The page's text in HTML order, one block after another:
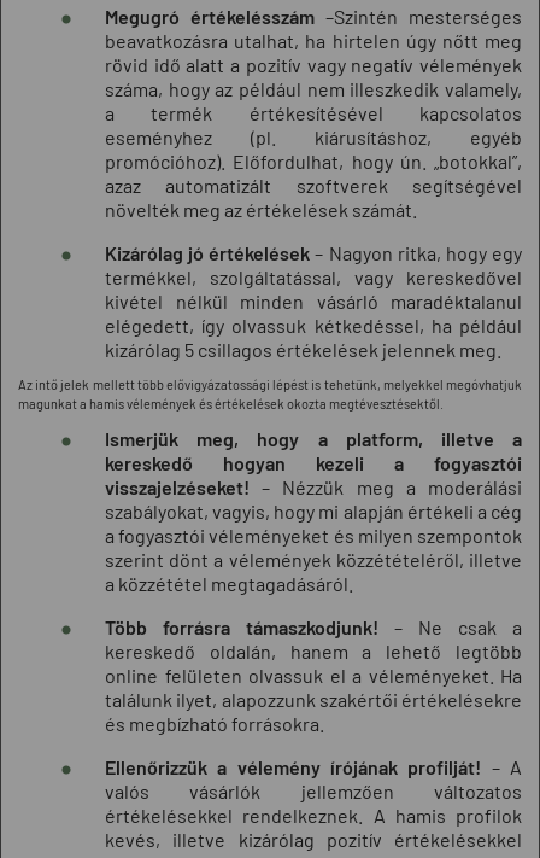
Megugró értékelésszám –Szintén mesterséges
beavatkozásra utalhat, ha hirtelen úgy nőtt meg
rövid idő alatt a pozitív vagy negatív vélemények
száma, hogy az például nem illeszkedik valamely,
a termék értékesítésével kapcsolatos
eseményhez (pl. kiárusításhoz, egyéb
promócióhoz). Előfordulhat, hogy ún. „botokkal”,
azaz automatizált szoftverek segítségével
növelték meg az értékelések számát.
Kizárólag jó értékelések – Nagyon ritka, hogy egy
termékkel, szolgáltatással, vagy kereskedővel
kivétel nélkül minden vásárló maradéktalanul
elégedett, így olvassuk kétkedéssel, ha például
kizárólag 5 csillagos értékelések jelennek meg.
Az intő jelek mellett több elővigyázatossági lépést is tehetünk, melyekkel megóvhatjuk
magunkat a hamis vélemények és értékelések okozta megtévesztésektől.
Ismerjük meg, hogy a platform, illetve a
kereskedő hogyan kezeli a fogyasztói
visszajelzéseket! – Nézzük meg a moderálási
szabályokat, vagyis, hogy mi alapján értékeli a cég
a fogyasztói véleményeket és milyen szempontok
szerint dönt a vélemények közzétételéről, illetve
a közzététel megtagadásáról.
Több forrásra támaszkodjunk! – Ne csak a
kereskedő oldalán, hanem a lehető legtöbb
online felületen olvassuk el a véleményeket. Ha
találunk ilyet, alapozzunk szakértői értékelésekre
és megbízható forrásokra.
Ellenőrizzük a vélemény írójának profilját! – A
valós vásárlók jellemzően változatos
értékelésekkel rendelkeznek. A hamis profilok
kevés, illetve kizárólag pozitív értékelésekkel